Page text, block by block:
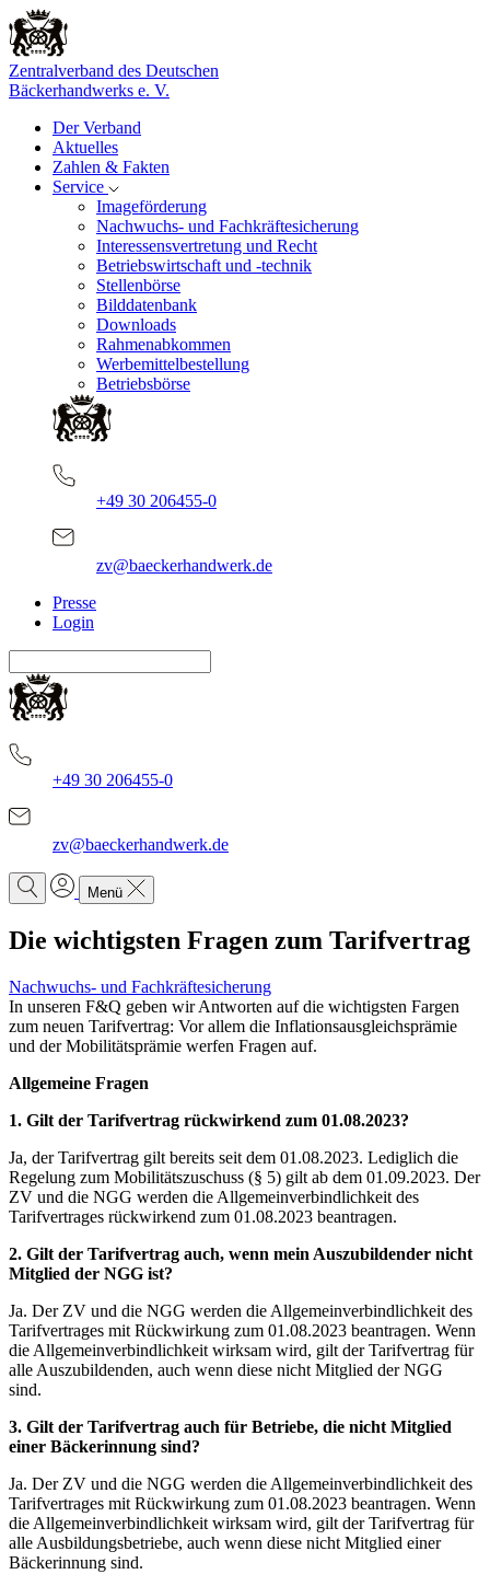
Zentralverband des Deutschen
Bäckerhandwerks e. V.
Der Verband
Aktuelles
Zahlen & Fakten
Service
Imageförderung
Nachwuchs- und Fachkräftesicherung
Interessensvertretung und Recht
Betriebswirtschaft und -technik
Stellenbörse
Bilddatenbank
Downloads
Rahmenabkommen
Werbemittelbestellung
Betriebsbörse
+49 30 206455-0
zv@baeckerhandwerk.de
Presse
Login
+49 30 206455-0
zv@baeckerhandwerk.de
Menü
Die wichtigsten Fragen zum Tarifvertrag
Nachwuchs- und Fachkräftesicherung
In unseren F&Q geben wir Antworten auf die wichtigsten Fargen
zum neuen Tarifvertrag: Vor allem die Inflationsausgleichsprämie
und der Mobilitätsprämie werfen Fragen auf.
Allgemeine Fragen
1. Gilt der Tarifvertrag rückwirkend zum 01.08.2023?
Ja, der Tarifvertrag gilt bereits seit dem 01.08.2023. Lediglich die
Regelung zum Mobilitätszuschuss (§ 5) gilt ab dem 01.09.2023. Der
ZV und die NGG werden die Allgemeinverbindlichkeit des
Tarifvertrages rückwirkend zum 01.08.2023 beantragen.
2. Gilt der Tarifvertrag auch, wenn mein Auszubildender nicht
Mitglied der NGG ist?
Ja. Der ZV und die NGG werden die Allgemeinverbindlichkeit des
Tarifvertrages mit Rückwirkung zum 01.08.2023 beantragen. Wenn
die Allgemeinverbindlichkeit wirksam wird, gilt der Tarifvertrag für
alle Auszubildenden, auch wenn diese nicht Mitglied der NGG
sind.
3. Gilt der Tarifvertrag auch für Betriebe, die nicht Mitglied
einer Bäckerinnung sind?
Ja. Der ZV und die NGG werden die Allgemeinverbindlichkeit des
Tarifvertrages mit Rückwirkung zum 01.08.2023 beantragen. Wenn
die Allgemeinverbindlichkeit wirksam wird, gilt der Tarifvertrag für
alle Ausbildungsbetriebe, auch wenn diese nicht Mitglied einer
Bäckerinnung sind.